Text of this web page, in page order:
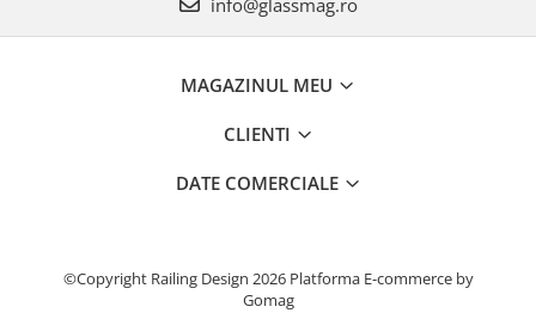
info@glassmag.ro
MAGAZINUL MEU
CLIENTI
DATE COMERCIALE
©Copyright Railing Design 2026 Platforma E-commerce by
Gomag